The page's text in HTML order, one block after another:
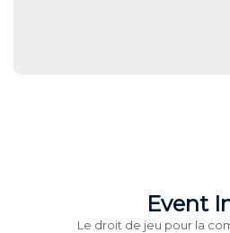
Event
Le droit de jeu pour la